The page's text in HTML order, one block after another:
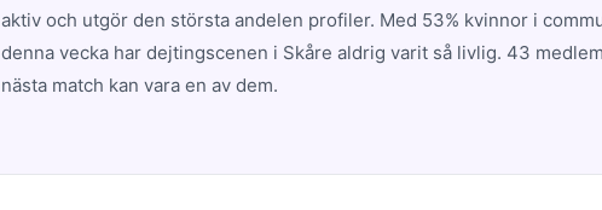
aktiv och utgör den största andelen profiler. Med 53% kvinnor i
denna vecka har dejtingscenen i Skåre aldrig varit så livlig. 43
nästa match kan vara en av dem.